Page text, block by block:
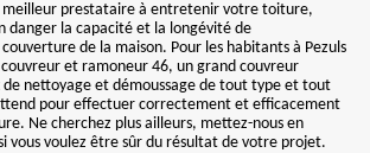
meilleur prestataire à entretenir votre toiture,
danger la capacité et la longévité de
de la maison. Pour les habitants à Pezuls
et ramoneur 46, un grand couvreur
de nettoyage et démoussage de tout type et tout
pour effectuer correctement et efficacement
Ne cherchez plus ailleurs, mettez-nous en
vous voulez être sûr du résultat de votre projet.